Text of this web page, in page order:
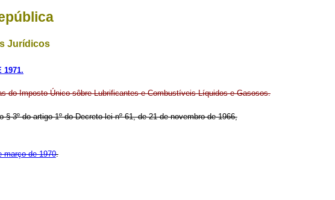
Jurídicos
1971.
do Imposto Único sôbre Lubrificantes e Combustíveis Líquidos e Gasosos.
3º do artigo 1º do Decreto-lei nº 61, de 21 de novembro de 1966,
março de 1970.